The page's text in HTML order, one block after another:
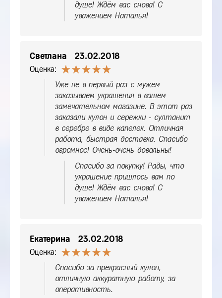
душе! Ждём вас снова! С
уважением Наталья!
Светлана 23.02.2018
Оценка:
Уже не в первый раз с мужем
заказываем украшения в вашем
замечательном магазине. В этот раз
заказали кулон и сережки - султанит
в серебре в виде капелек. Отличная
работа, быстрая доставка. Спасибо
огромное! Очень-очень довольны!
Спасибо за покупку! Рады, что
украшение пришлось вам по
душе! Ждём вас снова! С
уважением Наталья!
Екатерина 23.02.2018
Оценка:
Спасибо за прекрасный кулон,
отличную аккуратную работу, за
оперативность.